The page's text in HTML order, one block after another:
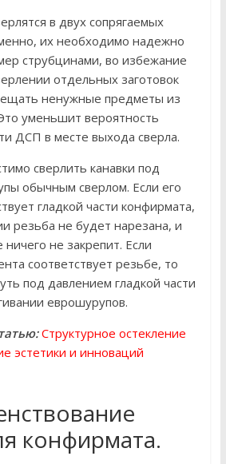
в двух сопрягаемых
их необходимо надежно
струбцинами, во избежание
отдельных заготовок
ненужные предметы из
уменьшит вероятность
ДСП в месте выхода сверла.
сверлить канавки под
обычным сверлом. Если его
гладкой части конфирмата,
резьба не будет нарезана, и
не закрепит. Если
соответствует резьбе, то
под давлением гладкой части
еврошурупов.
Структурное остекление
эстетики и инноваций
конфирмата.